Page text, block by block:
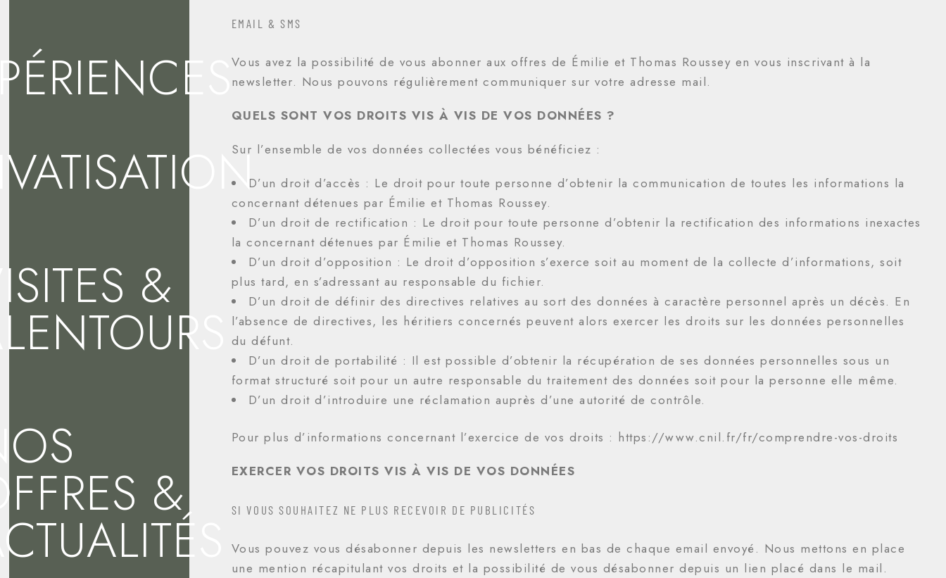
&
&
EMAIL & SMS
Vous avez la possibilité de vous abonner aux offres de Émilie et Thomas Roussey en vous inscrivant à la
newsletter. Nous pouvons régulièrement communiquer sur votre adresse mail.
QUELS SONT VOS DROITS VIS À VIS DE VOS DONNÉES ?
Sur l’ensemble de vos données collectées vous bénéficiez :
D’un droit d’accès : Le droit pour toute personne d’obtenir la communication de toutes les informations la
concernant détenues par Émilie et Thomas Roussey.
D’un droit de rectification : Le droit pour toute personne d’obtenir la rectification des informations inexactes
la concernant détenues par Émilie et Thomas Roussey.
D’un droit d’opposition : Le droit d’opposition s’exerce soit au moment de la collecte d’informations, soit
plus tard, en s’adressant au responsable du fichier.
D’un droit de définir des directives relatives au sort des données à caractère personnel après un décès. En
l’absence de directives, les héritiers concernés peuvent alors exercer les droits sur les données personnelles
du défunt.
D’un droit de portabilité : Il est possible d’obtenir la récupération de ses données personnelles sous un
format structuré soit pour un autre responsable du traitement des données soit pour la personne elle même.
D’un droit d’introduire une réclamation auprès d’une autorité de contrôle.
Pour plus d’informations concernant l’exercice de vos droits : https://www.cnil.fr/fr/comprendre-vos-droits
EXERCER VOS DROITS VIS À VIS DE VOS DONNÉES
SI VOUS SOUHAITEZ NE PLUS RECEVOIR DE PUBLICITÉS
Vous pouvez vous désabonner depuis les newsletters en bas de chaque email envoyé. Nous mettons en place
une mention récapitulant vos droits et la possibilité de vous désabonner depuis un lien placé dans le mail.